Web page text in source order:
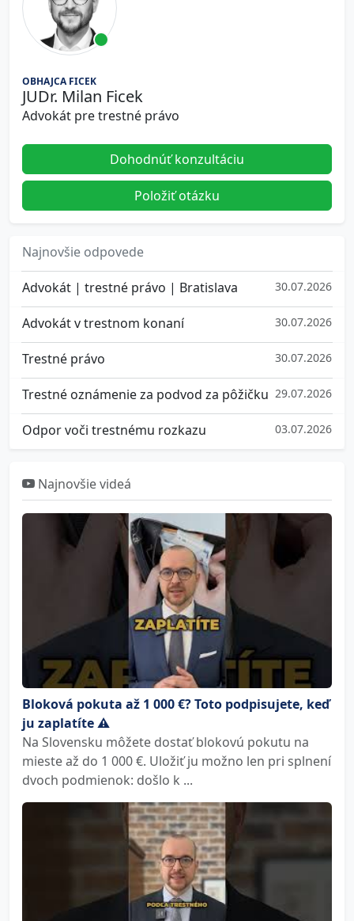
OBHAJCA FICEK
JUDr. Milan Ficek
Advokát pre trestné právo
Dohodnúť konzultáciu
Položiť otázku
Najnovšie odpovede
Advokát | trestné právo | Bratislava 30.07.2026
Advokát v trestnom konaní 30.07.2026
Trestné právo 30.07.2026
Trestné oznámenie za podvod za pôžičku 29.07.2026
Odpor voči trestnému rozkazu 03.07.2026
Najnovšie videá
Bloková pokuta až 1 000 €? Toto podpisujete, keď
ju zaplatíte ⚠️
Na Slovensku môžete dostať blokovú pokutu na
mieste až do 1 000 €. Uložiť ju možno len pri splnení
dvoch podmienok: došlo k ...